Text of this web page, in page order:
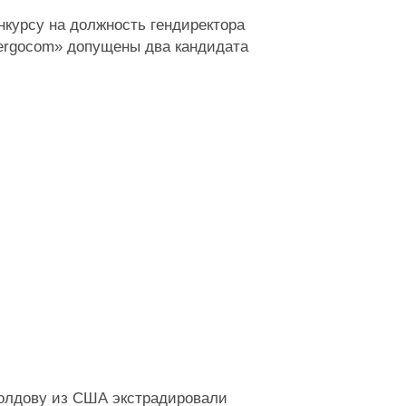
на должность гендиректора
допущены два кандидата
из США экстрадировали